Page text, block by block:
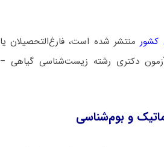
منتشر شده است، فارغ‌التحصیلان یا
دکتری رشته زیست‌شناسی گیاهی –
و بوم‌شناسی